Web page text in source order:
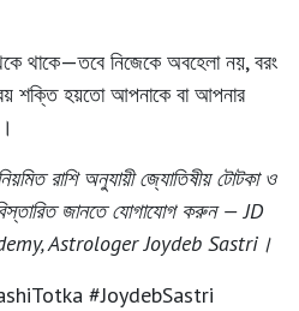
থাকে—তবে নিজেকে অবহেলা নয়, বরং
শক্তি হয়তো আপনাকে বা আপনার
রাশি অনুযায়ী জ্যোতিষীয় টোটকা ও
জানতে যোগাযোগ করুন — JD
Astrologer Joydeb Sastri।
#JoydebSastri